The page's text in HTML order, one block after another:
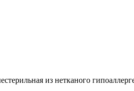
из нетканого